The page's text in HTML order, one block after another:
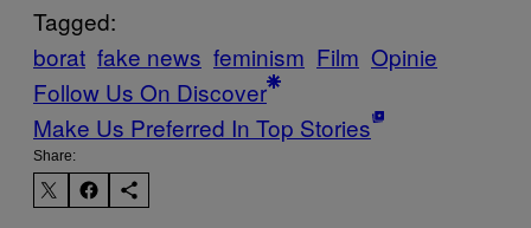
Tagged:
borat fake news feminism Film Opinie
Follow Us On Discover
Make Us Preferred In Top Stories
Share: